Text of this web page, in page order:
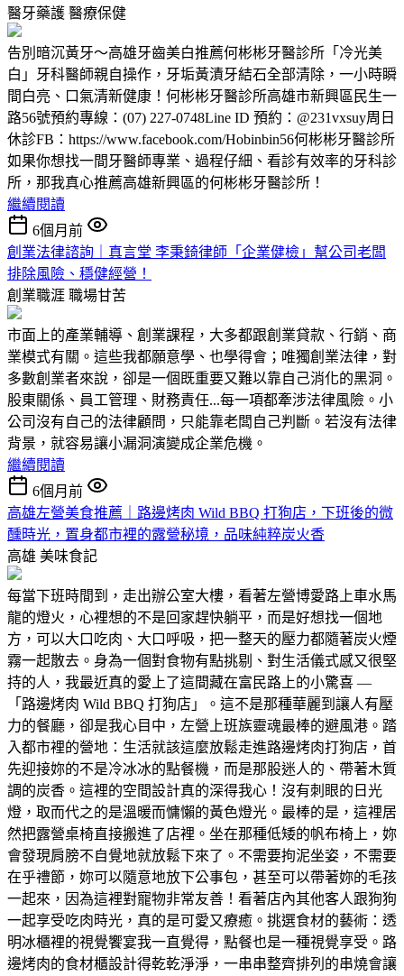
醫牙藥護 醫療保健
告別暗沉黃牙～高雄牙齒美白推薦何彬彬牙醫診所「冷光美
白」牙科醫師親自操作，牙垢黃漬牙結石全部清除，一小時瞬
間白亮、口氣清新健康！何彬彬牙醫診所高雄市新興區民生一
路56號預約專線：(07) 227-0748Line ID 預約：@231vxsuy周日
休診FB：https://www.facebook.com/Hobinbin56何彬彬牙醫診所
如果你想找一間牙醫師專業、過程仔細、看診有效率的牙科診
所，那我真心推薦高雄新興區的何彬彬牙醫診所！
繼續閱讀
6個月前
創業法律諮詢｜真言堂 李秉錡律師「企業健檢」幫公司老闆
排除風險、穩健經營！
創業職涯 職場甘苦
市面上的產業輔導、創業課程，大多都跟創業貸款、行銷、商
業模式有關。這些我都願意學、也學得會；唯獨創業法律，對
多數創業者來說，卻是一個既重要又難以靠自己消化的黑洞。
股東關係、員工管理、財務責任...每一項都牽涉法律風險。小
公司沒有自己的法律顧問，只能靠老闆自己判斷。若沒有法律
背景，就容易讓小漏洞演變成企業危機。
繼續閱讀
6個月前
高雄左營美食推薦｜路邊烤肉 Wild BBQ 打狗店，下班後的微
醺時光，置身都市裡的露營秘境，品味純粹炭火香
高雄 美味食記
每當下班時間到，走出辦公室大樓，看著左營博愛路上車水馬
龍的燈火，心裡想的不是回家趕快躺平，而是好想找一個地
方，可以大口吃肉、大口呼吸，把一整天的壓力都隨著炭火煙
霧一起散去。身為一個對食物有點挑剔、對生活儀式感又很堅
持的人，我最近真的愛上了這間藏在富民路上的小驚喜 —
「路邊烤肉 Wild BBQ 打狗店」。這不是那種華麗到讓人有壓
力的餐廳，卻是我心目中，左營上班族靈魂最棒的避風港。踏
入都市裡的營地：生活就該這麼放鬆走進路邊烤肉打狗店，首
先迎接妳的不是冷冰冰的點餐機，而是那股迷人的、帶著木質
調的炭香。這裡的空間設計真的深得我心！沒有刺眼的日光
燈，取而代之的是溫暖而慵懶的黃色燈光。最棒的是，這裡居
然把露營桌椅直接搬進了店裡。坐在那種低矮的帆布椅上，妳
會發現肩膀不自覺地就放鬆下來了。不需要拘泥坐姿，不需要
在乎禮節，妳可以隨意地放下公事包，甚至可以帶著妳的毛孩
一起來，因為這裡對寵物非常友善！看著店內其他客人跟狗狗
一起享受吃肉時光，真的是可愛又療癒。挑選食材的藝術：透
明冰櫃裡的視覺饗宴我一直覺得，點餐也是一種視覺享受。路
邊烤肉的食材櫃設計得乾乾淨淨，一串串整齊排列的串燒會讓